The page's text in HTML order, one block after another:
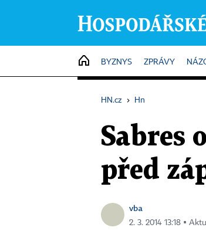
HOME
BYZNYS ZPRÁVY
HN.cz › Hn
Sabres
před
vba
2. 3. 2014 13:18 ▪